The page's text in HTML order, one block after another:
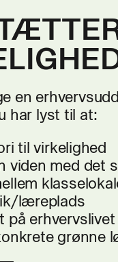
en
har lyst til at:
til virkelighed
viden med det
læreplads
erhvervslivet
grønne